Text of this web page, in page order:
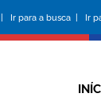
Ir para a busca | Ir